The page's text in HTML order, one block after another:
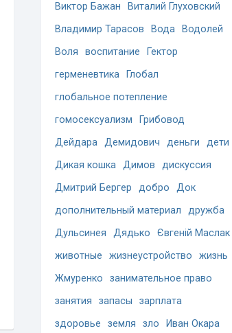
Виктор Бажан
Виталий Глуховский
Владимир Тарасов
Вода
Водолей
Воля
воспитание
Гектор
герменевтика
Глобал
глобальное потепление
гомосексуализм
Грибовод
Дейдара Демидович деньги
дети
Дикая кошка Димов
дискуссия
Дмитрий Бергер
добро
Док
дополнительный материал
дружба
Дульсинея
Дядько
Євгеній Маслак
животные
жизнеустройство
жизнь
Жмуренко
занимательное право
занятия
запасы
зарплата
здоровье
земля зло
Иван Окара